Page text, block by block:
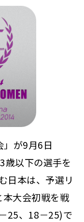
」が9月6日
歳以下の選手を
日本は、予選リ
大会初戦を戦
25、18－25)で